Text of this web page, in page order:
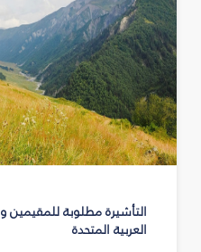
التأشيرة مطلوبة للمقيمين
العربية المتحدة